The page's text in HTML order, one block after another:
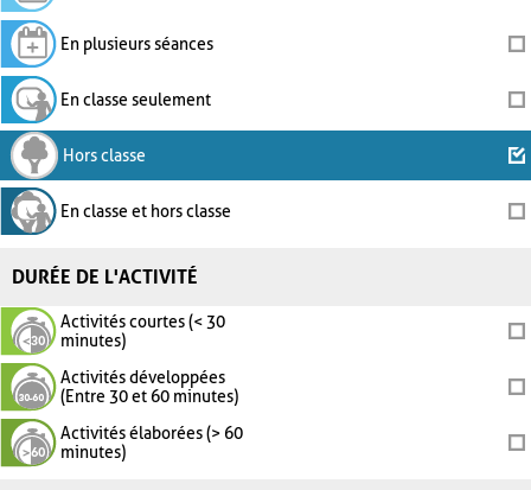
En plusieurs séances
En classe seulement
Hors classe
En classe et hors classe
DURÉE DE L'ACTIVITÉ
Activités courtes (< 30
minutes)
Activités développées
(Entre 30 et 60 minutes)
Activités élaborées (> 60
minutes)